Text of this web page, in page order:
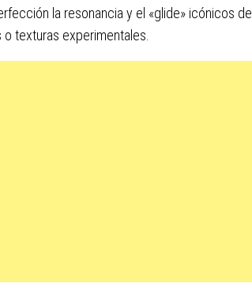
la resonancia y el «glide» icónicos de
texturas experimentales.